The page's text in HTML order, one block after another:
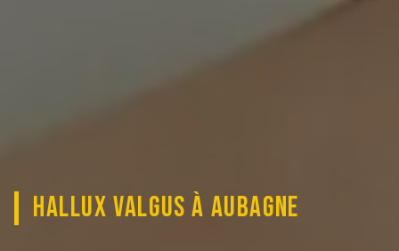
HALLUX VALGUS À AUBAGNE